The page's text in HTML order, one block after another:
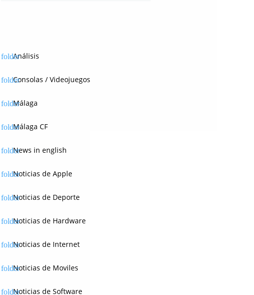
Análisis
Consolas / Videojuegos
Málaga
Málaga CF
News in english
Noticias de Apple
Noticias de Deporte
Noticias de Hardware
Noticias de Internet
Noticias de Moviles
Noticias de Software